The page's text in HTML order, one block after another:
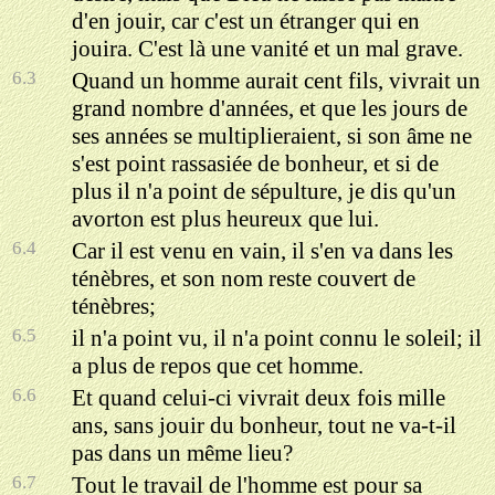
d'en jouir, car c'est un étranger qui en
jouira. C'est là une vanité et un mal grave.
6.3
Quand un homme aurait cent fils, vivrait un
grand nombre d'années, et que les jours de
ses années se multiplieraient, si son âme ne
s'est point rassasiée de bonheur, et si de
plus il n'a point de sépulture, je dis qu'un
avorton est plus heureux que lui.
6.4
Car il est venu en vain, il s'en va dans les
ténèbres, et son nom reste couvert de
ténèbres;
6.5
il n'a point vu, il n'a point connu le soleil; il
a plus de repos que cet homme.
6.6
Et quand celui-ci vivrait deux fois mille
ans, sans jouir du bonheur, tout ne va-t-il
pas dans un même lieu?
6.7 Tout le travail de l'homme est pour sa